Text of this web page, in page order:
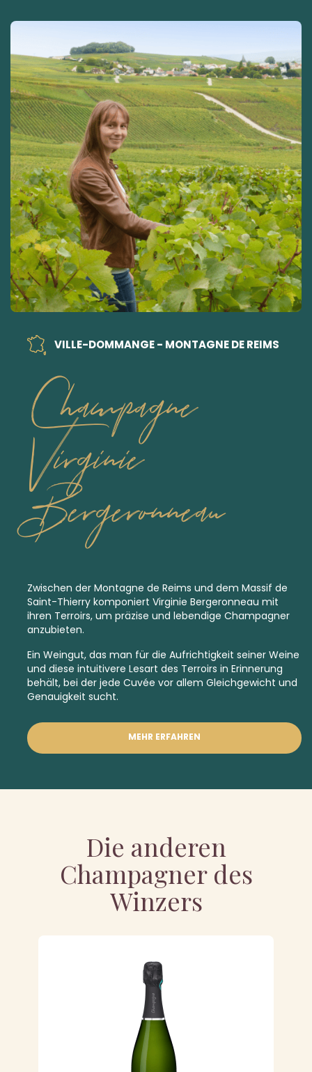
VILLE-DOMMANGE - MONTAGNE DE REIMS
Champagne
Virginie
Bergeronneau
Zwischen der Montagne de Reims und dem Massif de
Saint-Thierry komponiert Virginie Bergeronneau mit
ihren Terroirs, um präzise und lebendige Champagner
anzubieten.
Ein Weingut, das man für die Aufrichtigkeit seiner Weine
und diese intuitivere Lesart des Terroirs in Erinnerung
behält, bei der jede Cuvée vor allem Gleichgewicht und
Genauigkeit sucht.
MEHR ERFAHREN
Die anderen
Champagner des
Winzers